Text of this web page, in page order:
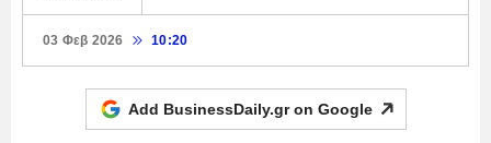
03 Φεβ 2026 10:20
Add BusinessDaily.gr on Google